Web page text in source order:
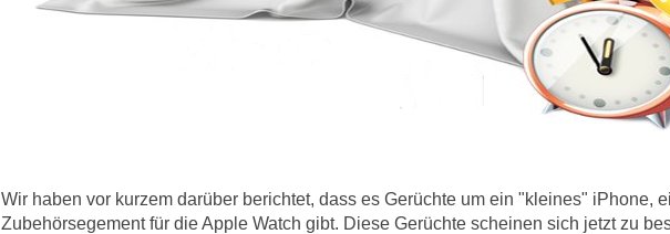
Wir haben vor kurzem darüber berichtet, dass es Gerüchte um ein "kleines" iPhone,
Zubehörsegement für die Apple Watch gibt. Diese Gerüchte scheinen sich jetzt zu